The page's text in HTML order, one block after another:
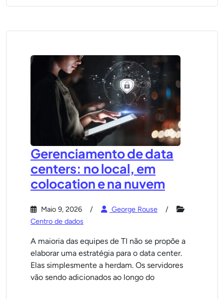
Gerenciamento de data
centers: no local, em
colocation e na nuvem
Maio 9, 2026
George Rouse
Centro de dados
A maioria das equipes de TI não se propõe a
elaborar uma estratégia para o data center.
Elas simplesmente a herdam. Os servidores
vão sendo adicionados ao longo do